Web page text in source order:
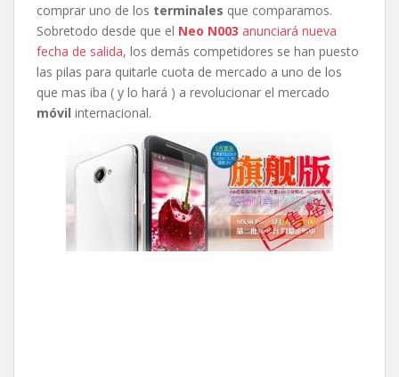
comprar uno de los terminales que comparamos.
Sobretodo desde que el Neo N003 anunciará nueva
fecha de salida, los demás competidores se han puesto
las pilas para quitarle cuota de mercado a uno de los
que mas iba ( y lo hará ) a revolucionar el mercado
móvil internacional.